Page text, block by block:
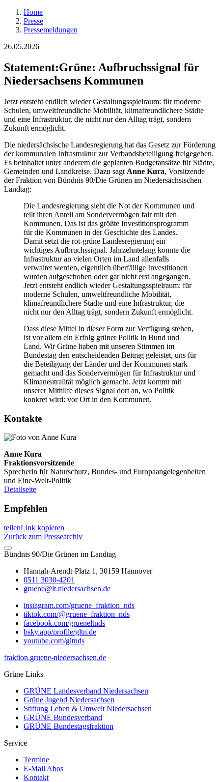
Home
Presse
Pressemeldungen
26.05.2026
Statement:Grüne: Aufbruchssignal für
Niedersachsens Kommunen
Jetzt entsteht endlich wieder Gestaltungsspielraum: für moderne
Schulen, umweltfreundliche Mobilität, klimafreundlichere Städte
und eine Infrastruktur, die nicht nur den Alltag trägt, sondern
Zukunft ermöglicht.
Die niedersächsische Landesregierung hat das Gesetz zur Förderung
der kommunalen Infrastruktur zur Verbandsbeteiligung freigegeben.
Es beinhaltet unter anderem die geplanten Budgetansätze für Städte,
Gemeinden und Landkreise. Dazu sagt Anne Kura, Vorsitzende
der Fraktion von Bündnis 90/Die Grünen im Niedersächsischen
Landtag:
Die Landesregierung sieht die Not der Kommunen und
teilt ihren Anteil am Sondervermögen fair mit den
Kommunen. Das ist das größte Investitionsprogramm
für die Kommunen in der Geschichte des Landes.
Damit setzt die rot-grüne Landesregierung ein
wichtiges Aufbruchssignal. Jahrzehntelang konnte die
Infrastruktur an vielen Orten im Land allenfalls
verwaltet werden, eigentlich überfällige Investitionen
wurden aufgeschoben oder gar nicht erst angegangen.
Jetzt entsteht endlich wieder Gestaltungsspielraum: für
moderne Schulen, umweltfreundliche Mobilität,
klimafreundlichere Städte und eine Infrastruktur, die
nicht nur den Alltag trägt, sondern Zukunft ermöglicht.
Dass diese Mittel in dieser Form zur Verfügung stehen,
ist vor allem ein Erfolg grüner Politik in Bund und
Land. Wir Grüne haben mit unseren Stimmen im
Bundestag den entscheidenden Beitrag geleistet, uns für
die Beteiligung der Länder und der Kommunen stark
gemacht und das Sondervermögen für Infrastruktur und
Klimaneutralität möglich gemacht. Jetzt kommt mit
unserer Mithilfe dieses Signal dort an, wo Politik
konkret wird: vor Ort in den Kommunen.
Kontakte
Anne Kura
Fraktionsvorsitzende
Sprecherin für Naturschutz, Bundes- und Europaangelegenheiten
und Eine-Welt-Politik
Detailseite
Empfehlen
teilenLink kopieren
Zurück zum Pressearchiv
Bündnis 90/Die Grünen im Landtag
Hannah-Arendt-Platz 1, 30159 Hannover
0511 3030-4201
gruene@lt.niedersachsen.de
instagram.com/gruene_fraktion_nds
tiktok.com/@gruene_fraktion_nds
facebook.com/grueneltnds
bsky.app/profile/gltn.de
youtube.com/gltnds
fraktion.gruene-niedersachsen.de
Grüne Links
GRÜNE Landesverband Niedersachsen
Grüne Jugend Niedersachsen
Stiftung Leben & Umwelt Niedersachsen
GRÜNE Bundesverband
GRÜNE Bundestagsfraktion
Service
Termine
E-Mail Abos
Kontakt